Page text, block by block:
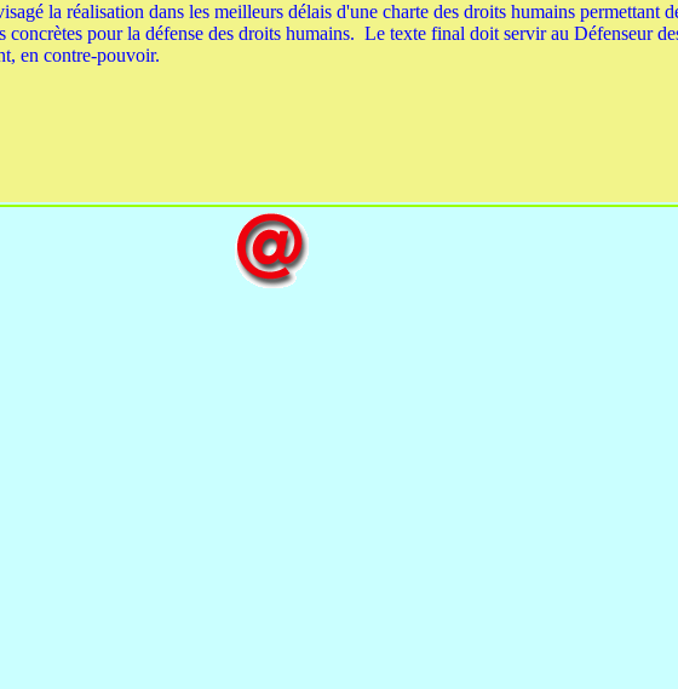
la réalisation dans les meilleurs délais d'une charte des droits humains permettant
concrètes pour la défense des droits humains. Le texte final doit servir au Défenseur
en contre-pouvoir.